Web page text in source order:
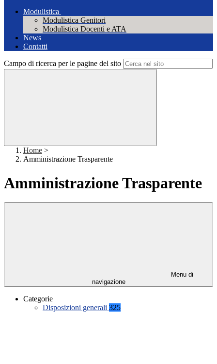
Modulistica
Modulistica Genitori
Modulistica Docenti e ATA
News
Contatti
Campo di ricerca per le pagine del sito
Home >
Amministrazione Trasparente
Amministrazione Trasparente
Menu di
navigazione
Categorie
Disposizioni generali 325